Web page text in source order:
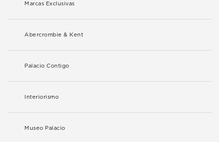
Marcas Exclusivas
Abercrombie & Kent
Palacio Contigo
Interiorismo
Museo Palacio